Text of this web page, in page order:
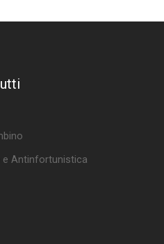
e Antinfortunistica